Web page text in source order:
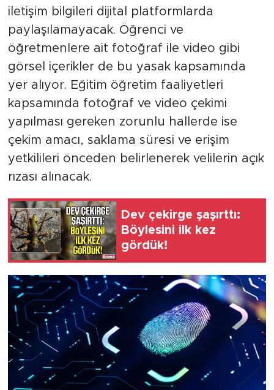
iletişim bilgileri dijital platformlarda
paylaşılamayacak. Öğrenci ve
öğretmenlere ait fotoğraf ile video gibi
görsel içerikler de bu yasak kapsamında
yer alıyor. Eğitim öğretim faaliyetleri
kapsamında fotoğraf ve video çekimi
yapılması gereken zorunlu hallerde ise
çekim amacı, saklama süresi ve erişim
yetkilileri önceden belirlenerek velilerin açık
rızası alınacak.
Dev çekirge şaşırttı:
Böylesini ilk kez
gördük!